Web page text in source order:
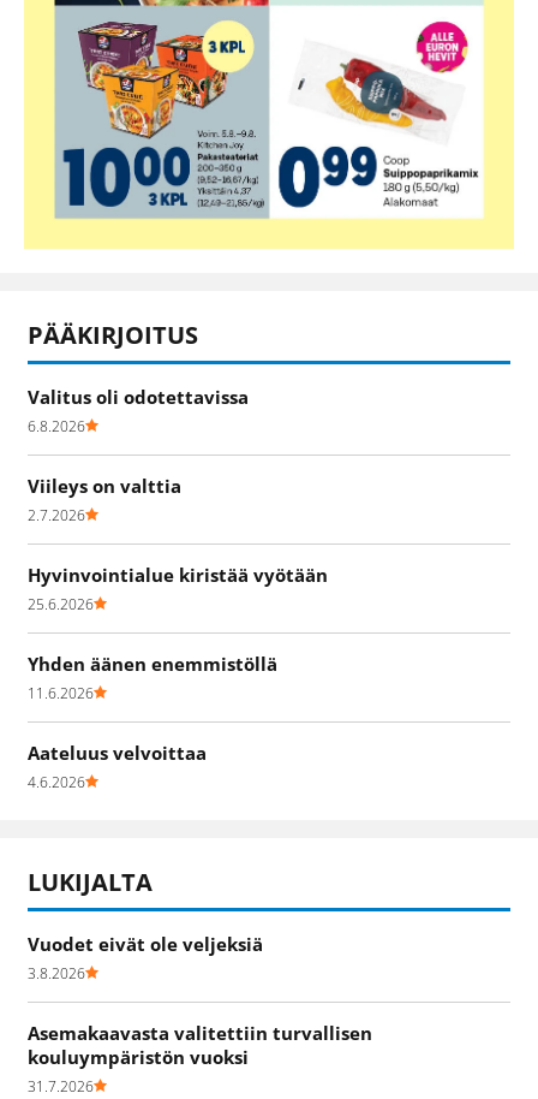
PÄÄKIRJOITUS
Valitus oli odotettavissa
6.8.2026
Viileys on valttia
2.7.2026
Hyvinvointialue kiristää vyötään
25.6.2026
Yhden äänen enemmistöllä
11.6.2026
Aateluus velvoittaa
4.6.2026
LUKIJALTA
Vuodet eivät ole veljeksiä
3.8.2026
Asemakaavasta valitettiin turvallisen
kouluympäristön vuoksi
31.7.2026